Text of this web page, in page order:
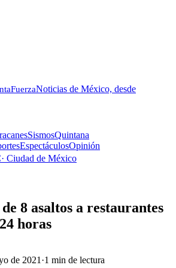
FuerzaNoticias de México, desde
SismosQuintana
EspectáculosOpinión
· Ciudad de México
8 asaltos a restaurantes
horas
de 2021 ·1 min de lectura